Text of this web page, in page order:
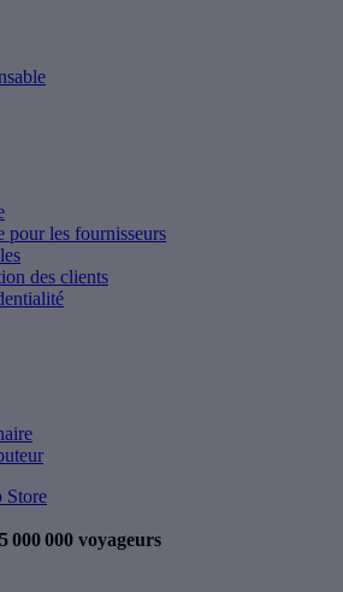
pour les fournisseurs
des clients
5 000 000 voyageurs